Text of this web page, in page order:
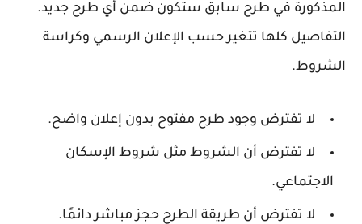
المذكورة في طرح سابق ستكون ضمن أي طرح جديد.
التفاصيل كلها تتغير حسب الإعلان الرسمي وكراسة
الشروط.
لا تفترض وجود طرح مفتوح بدون إعلان واضح.
لا تفترض أن الشروط مثل شروط الإسكان
الاجتماعي.
لا تفترض أن طريقة الطرح حجز مباشر دائمًا.